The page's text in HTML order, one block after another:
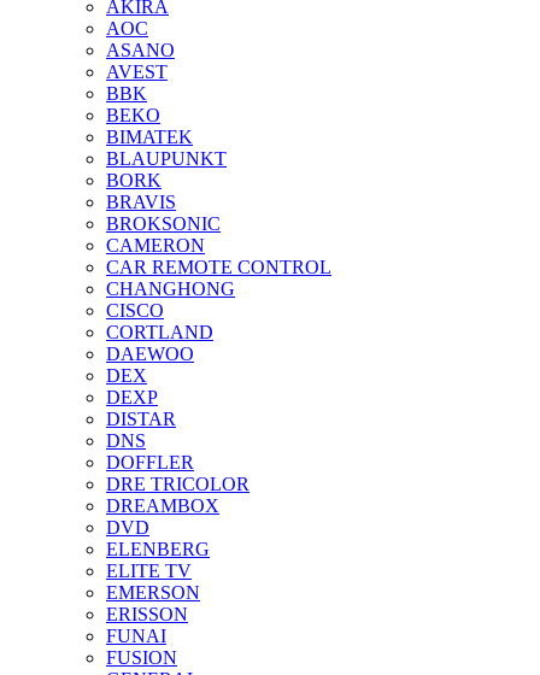
AKIRA
AOC
ASANO
AVEST
BBK
BEKO
BIMATEK
BLAUPUNKT
BORK
BRAVIS
BROKSONIC
CAMERON
CAR REMOTE CONTROL
CHANGHONG
CISCO
CORTLAND
DAEWOO
DEX
DEXP
DISTAR
DNS
DOFFLER
DRE TRICOLOR
DREAMBOX
DVD
ELENBERG
ELITE TV
EMERSON
ERISSON
FUNAI
FUSION